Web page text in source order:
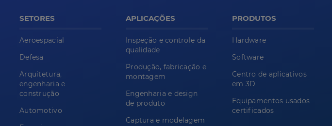
SETORES
Aeroespacial
Defesa
Arquitetura,
engenharia e
construção
Automotivo
APLICAÇÕES
Inspeção e controle da
qualidade
Produção, fabricação e
montagem
Engenharia e design
de produto
Captura e modelagem
PRODUTOS
Hardware
Software
Centro de aplicativos
em 3D
Equipamentos usados
certificados